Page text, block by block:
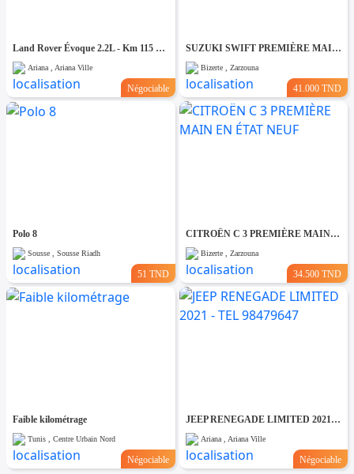
Land Rover Évoque 2.2L - Km 115 mille - Tel 98479647
Ariana , Ariana Ville
Négociable
SUZUKI SWIFT PREMIÈRE MAIN EN EXCELLENT ÉTAT
Bizerte , Zarzouna
41.000 TND
Polo 8
Sousse , Sousse Riadh
51 TND
CITROËN C 3 PREMIÈRE MAIN EN ÉTAT NEUF
Bizerte , Zarzouna
34.500 TND
Faible kilométrage
Tunis , Centre Urbain Nord
Négociable
JEEP RENEGADE LIMITED 2021 - TEL 98479647
Ariana , Ariana Ville
Négociable